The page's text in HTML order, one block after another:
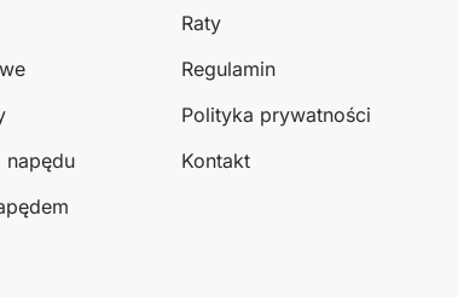
napędu
Raty
Regulamin
Polityka prywatności
Kontakt